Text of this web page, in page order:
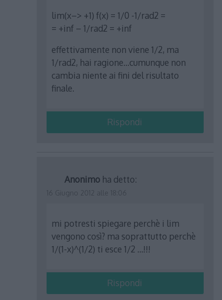
lim(x–> +1) f(x) = 1/0 -1/rad2 =
= +inf – 1/rad2 = +inf
effettivamente non viene 1/2, ma
1/rad2, hai ragione…cumunque non
cambia niente ai fini del risultato
finale.
Rispondi
Anonimo ha detto:
mi potresti spiegare perchè i lim
vengono così? ma soprattutto perchè
1/(1-x)^(1/2) ti esce 1/2 …!!!
Rispondi